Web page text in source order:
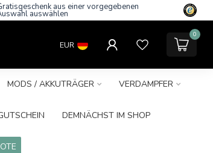
aus einer vorgegebenen
auswählen
EUR
0
MODS / AKKUTRÄGER VERDAMPFER
DEMNÄCHST IM SHOP